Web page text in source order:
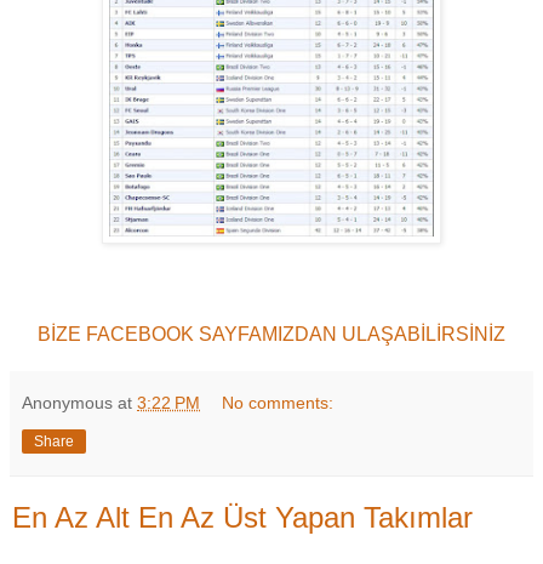
BİZE FACEBOOK SAYFAMIZDAN ULAŞABİLİRSİNİZ
Anonymous at 3:22 PM No comments:
Share
En Az Alt En Az Üst Yapan Takımlar